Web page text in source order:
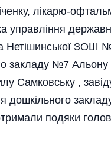
лікарю-
управління
Нетішинської ЗОШ
закладу №7 Альону
Самковську ,
дошкільного
подяки